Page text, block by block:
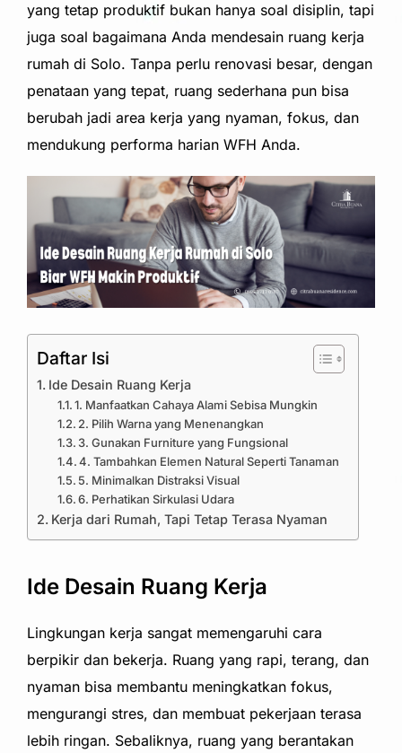
yang tetap produktif bukan hanya soal disiplin, tapi
juga soal bagaimana Anda mendesain ruang kerja
rumah di Solo. Tanpa perlu renovasi besar, dengan
penataan yang tepat, ruang sederhana pun bisa
berubah jadi area kerja yang nyaman, fokus, dan
mendukung performa harian WFH Anda.
Daftar Isi
Ide Desain Ruang Kerja
1. Manfaatkan Cahaya Alami Sebisa Mungkin
2. Pilih Warna yang Menenangkan
3. Gunakan Furniture yang Fungsional
4. Tambahkan Elemen Natural Seperti Tanaman
5. Minimalkan Distraksi Visual
6. Perhatikan Sirkulasi Udara
Kerja dari Rumah, Tapi Tetap Terasa Nyaman
Ide Desain Ruang Kerja
Lingkungan kerja sangat memengaruhi cara
berpikir dan bekerja. Ruang yang rapi, terang, dan
nyaman bisa membantu meningkatkan fokus,
mengurangi stres, dan membuat pekerjaan terasa
lebih ringan. Sebaliknya, ruang yang berantakan